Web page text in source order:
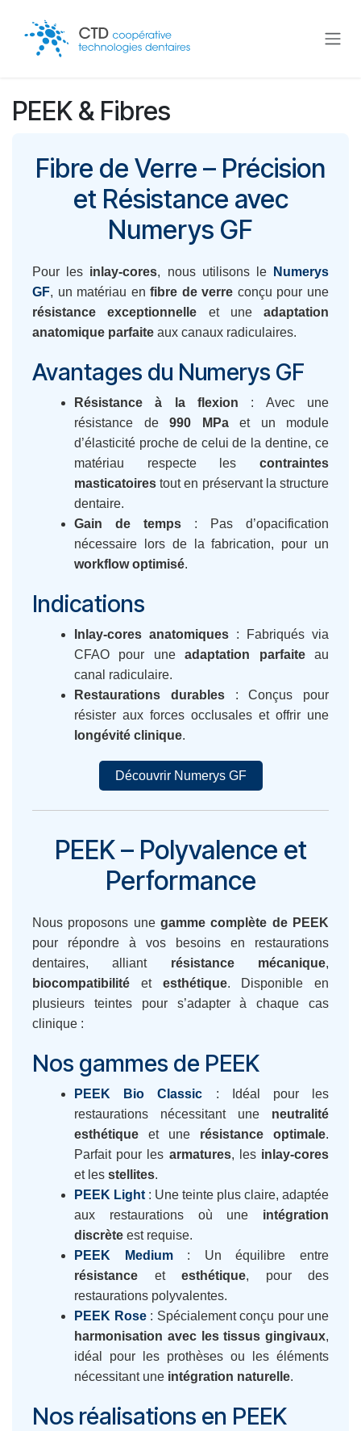
PEEK & Fibres
Fibre de Verre – Précision
et Résistance avec
Numerys GF
Pour les inlay-cores, nous utilisons le
Numerys
GF, un matériau enfibre de verre conçu pour une
résistance exceptionnelle et une adaptation
anatomique parfaite aux canaux radiculaires.
Avantages du Numerys GF
Résistance à la flexion : Avec une
résistance de 990 MPaet un module
d’élasticité proche de celui de la dentine, ce
matériau respecte les contraintes
masticatoires tout en préservant la structure
dentaire.
Gain de temps : Pas d’opacification
nécessaire lors de la fabrication, pour un
workflow optimisé.
Indications
Inlay-cores anatomiques : Fabriqués via
CFAO pour uneadaptation parfaiteau
canal radiculaire.
Restaurations durables: Conçus pour
résister aux forces occlusales et offrir une
longévité clinique.
Découvrir Numerys GF
PEEK – Polyvalence et
Performance
Nous proposons une gamme complète de PEEK
pour répondre à vos besoins en restaurations
dentaires, alliant résistance mécanique,
biocompatibilité et esthétique. Disponible en
plusieurs teintes pour s’adapter à chaque cas
clinique :
Nos gammes de PEEK
PEEK Bio Classic : Idéal pour les
restaurations nécessitant une neutralité
esthétique et une résistance optimale.
Parfait pour les armatures, les inlay-cores
et les stellites.
PEEK Light : Une teinte plus claire, adaptée
aux restaurations où une intégration
discrète est requise.
PEEK Medium: Un équilibre entre
résistance et esthétique, pour des
restaurations polyvalentes.
PEEK Rose: Spécialement conçu pour une
harmonisation avec les tissus gingivaux,
idéal pour les prothèses ou les éléments
nécessitant une intégration naturelle.
Nos réalisations en PEEK